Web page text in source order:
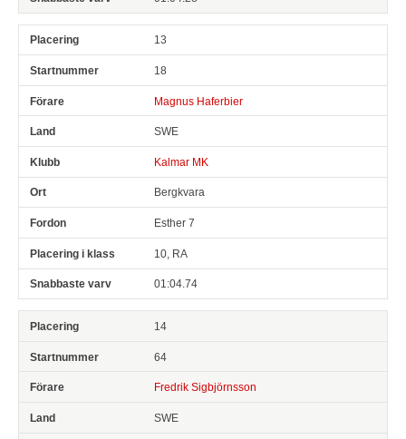
13
18
Magnus Haferbier
SWE
Kalmar MK
Bergkvara
Esther 7
10, RA
01:04.74
14
64
Fredrik Sigbjörnsson
SWE